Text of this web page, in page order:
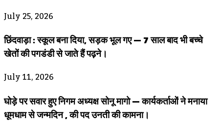
July 25, 2026
छिंदवाड़ा : स्कूल बना दिया, सड़क भूल गए — 7 साल बाद भी बच्चे
खेतों की पगडंडी से जाते हैं पढ़ने।
July 11, 2026
घोड़े पर सवार हुए निगम अध्यक्ष सोनू मागो — कार्यकर्ताओं ने मनाया
धूमधाम से जन्मदिन , की पद उनती की कामना।